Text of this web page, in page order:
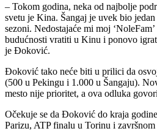
– Tokom godina, neka od najbolje
svetu je Kina. Šangaj je uvek bio
sezoni. Nedostajaće mi moj
budućnosti vratiti u Kinu i ponovo
je Đoković.
Đoković tako neće biti u prilici da
(500 u Pekingu i 1.000 u Šangaju).
mesto nije prioritet, a ova odluka
Očekuje se da Đoković do kraja
Parizu, ATP finalu u Torinu i